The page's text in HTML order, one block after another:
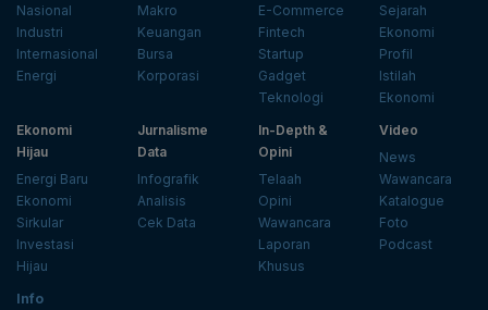
Nasional
Industri
Internasional
Energi
Makro
Keuangan
Bursa
Korporasi
E-Commerce
Fintech
Startup
Gadget
Teknologi
Sejarah
Ekonomi
Profil
Istilah
Ekonomi
Ekonomi
Hijau
Energi Baru
Ekonomi
Sirkular
Investasi
Hijau
Jurnalisme
Data
Infografik
Analisis
Cek Data
In-Depth &
Opini
Telaah
Opini
Wawancara
Laporan
Khusus
Video
News
Wawancara
Katalogue
Foto
Podcast
Info